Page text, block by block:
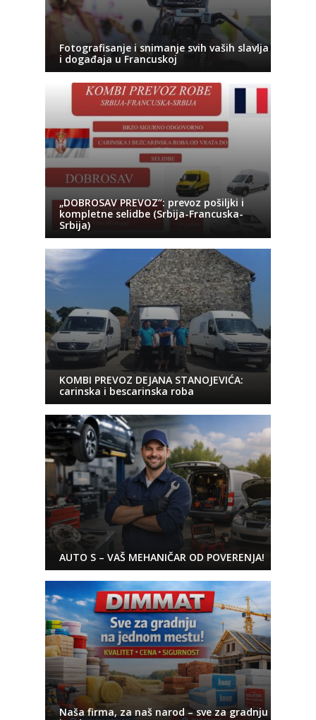
Fotografisanje i snimanje svih vaših slavlja
i događaja u Francuskoj
„DOBROSAV PREVOZ“: prevoz pošiljki i
kompletne selidbe (Srbija-Francuska-
Srbija)
KOMBI PREVOZ DEJANA STANOJEVIĆA:
carinska i bescarinska roba
AUTO S – VAŠ MEHANIČAR OD POVERENJA!
Naša firma, za naš narod – sve za gradnju